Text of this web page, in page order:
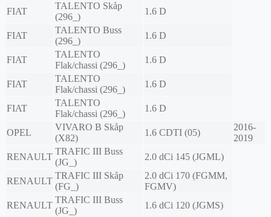
FIAT
TALENTO Skåp
(296_)
1.6 D
FIAT
TALENTO Buss
(296_)
1.6 D
FIAT
TALENTO
Flak/chassi (296_)
1.6 D
FIAT
TALENTO
Flak/chassi (296_)
1.6 D
FIAT
TALENTO
Flak/chassi (296_)
1.6 D
OPEL
VIVARO B Skåp
(X82)
1.6 CDTI (05)
2016-
2019
RENAULT
TRAFIC III Buss
(JG_)
2.0 dCi 145 (JGML)
RENAULT
TRAFIC III Skåp
(FG_)
2.0 dCi 170 (FGMM,
FGMV)
RENAULT
TRAFIC III Buss
(JG_)
1.6 dCi 120 (JGMS)